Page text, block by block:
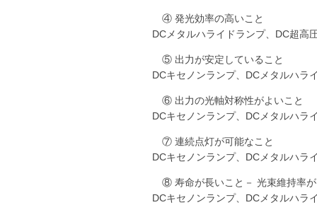
④ 発光効率の高いこと
DCメタルハライドランプ、DC超高
⑤ 出力が安定していること
DCキセノンランプ、DCメタルハラ
⑥ 出力の光軸対称性がよいこと
DCキセノンランプ、DCメタルハラ
⑦ 連続点灯が可能なこと
DCキセノンランプ、DCメタルハラ
⑧ 寿命が長いこと－ 光束維持率
DCキセノンランプ、DCメタルハラ